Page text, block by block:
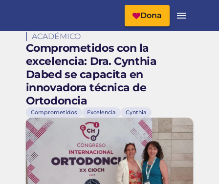
Cabecera del Sitio
Dona
ACADÉMICO
Comprometidos con la
excelencia: Dra. Cynthia
Dabed se capacita en
innovadora técnica de
Ortodoncia
Comprometidos Excelencia Cynthia